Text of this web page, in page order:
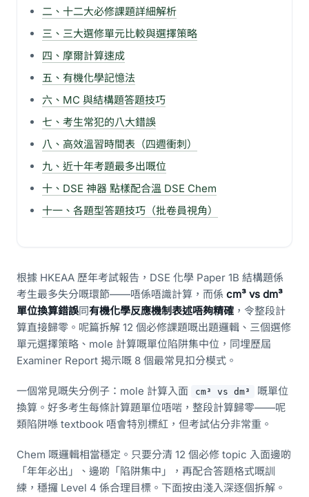
二、十二大必修課題詳細解析
三、三大選修單元比較與選擇策略
四、摩爾計算速成
五、有機化學記憶法
六、MC 與結構題答題技巧
七、考生常犯的八大錯誤
八、高效溫習時間表（四週衝刺）
九、近十年考題最多出嘅位
十、DSE 神器 點樣配合溫 DSE Chem
十一、各題型答題技巧（批卷員視角）
根據 HKEAA 歷年考試報告，DSE 化學 Paper 1B 結構題係
考生最多失分嘅環節——唔係唔識計算，而係 cm³ vs dm³
單位換算錯誤同有機化學反應機制表述唔夠精確 ，令整段計
算直接歸零。呢篇拆解 12 個必修課題嘅出題邏輯、三個選修
單元選擇策略、mole 計算嘅單位陷阱集中位，同埋歷屆
Examiner Report 揭示嘅 8 個最常見扣分模式。
一個常見嘅失分例子：mole 計算入面 cm³ vs dm³
嘅單位
換算。好多考生每條計算題單位唔啱，整段計算歸零——呢
類陷阱喺 textbook 唔會特別標紅，但考試佔分非常重。
Chem 嘅邏輯相當穩定。只要分清 12 個必修 topic 入面邊啲
「年年必出」、邊啲「陷阱集中」，再配合答題格式嘅訓
練，穩攞 Level 4 係合理目標。下面按由淺入深逐個拆解。